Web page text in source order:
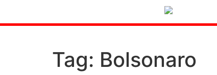
Tag: Bolsonaro